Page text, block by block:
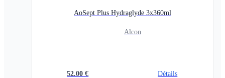
AoSept Plus Hydraglyde 3x360ml
Alcon
52.00 € Détails